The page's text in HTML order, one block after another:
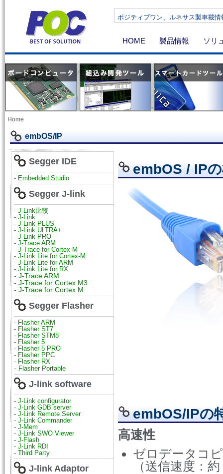
ポジティブワン、ルネサス製車載
HOME 製品情報 ソリ
Home
embOS/IP
Segger IDE
- Embedded Studio
Segger J-link
- J-Link比較
- J-Link
- J-Link PLUS
- J-Link ULTRA+
- J-Link PRO
- J-Trace ARM
- J-Trace for Cortex-M
- J-Link Lite for Cortex-M
- J-Link Lite for ARM
- J-Link Lite for RX
- J-Trace ARM
- J-Trace for Cortex M3
- J-Trace for Cortex M
Segger Flasher
- Flasher ARM
- Flasher ST7
- Flasher STM8
- Flasher 5
- Flasher 5 PRO
- Flasher PPC
- Flasher RX
- Flasher Portable
J-link software
- J-Link configurator
- J-Link GDB server
- J-Link Remote Server
- J-Link Commander
- J-Mem
- J-Link SWO Viewer
- J-Flash
- J-Link RDI
- Third Party
J-link Adaptor
embOS / IP
embOS/IPの
高速性
ゼロデータコ
（送信速度：